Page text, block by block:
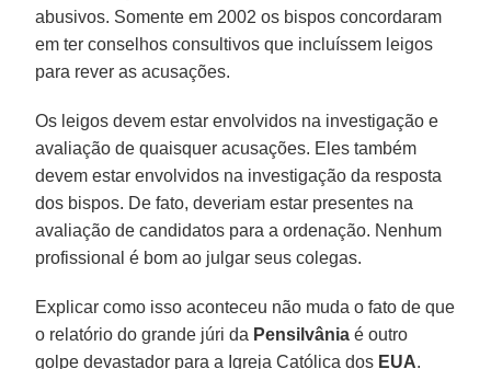
abusivos. Somente em 2002 os bispos concordaram
em ter conselhos consultivos que incluíssem leigos
para rever as acusações.
Os leigos devem estar envolvidos na investigação e
avaliação de quaisquer acusações. Eles também
devem estar envolvidos na investigação da resposta
dos bispos. De fato, deveriam estar presentes na
avaliação de candidatos para a ordenação. Nenhum
profissional é bom ao julgar seus colegas.
Explicar como isso aconteceu não muda o fato de que
o relatório do grande júri da Pensilvânia é outro
golpe devastador para a Igreja Católica dos EUA.